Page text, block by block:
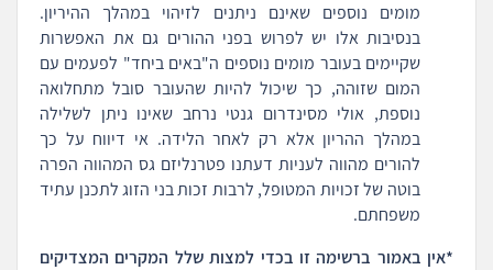
מומים נוספים שאינם ניתנים לזיהוי במהלך ההיריון.
בנסיבות אלו יש לפרוש בפני ההורים גם את האפשרות
שקיימים בעובר מומים נוספים ה"באים ביחד" לפעמים עם
המום שזוהה, כך שיכול להיות שהעובר סובל מתחלואה
נוספת, אולי מסינדרום גנטי נרחב שאינו ניתן לשלילה
במהלך ההריון אלא רק לאחר הלידה. אי דיווח על כך
להורים מהווה לעניות דעתנו פטרנליזם גס המהווה הפרה
בוטה של זכויות המטופל, לרבות זכות בני הזוג לתכנן עתיד
משפחתם.
*אין באמור ברשימה זו בכדי למצות שלל המקרים המצדיקים